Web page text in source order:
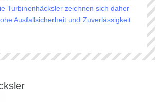
Turbinenhäcksler zeichnen sich daher
Ausfallsicherheit und Zuverlässigkeit